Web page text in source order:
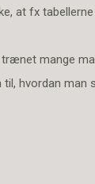
at fx
mange
hvordan man